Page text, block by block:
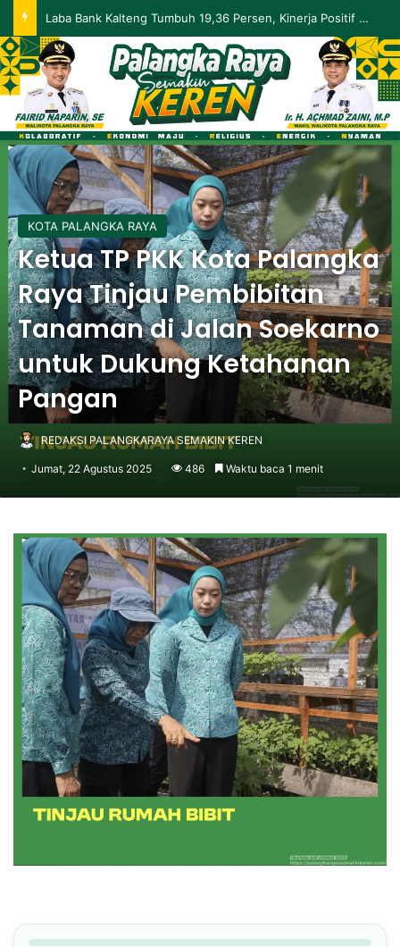
Palangka Raya Perluas Digitalisasi Perlindungan Sosial, Perkuat Akurasi Data dan Penyaluran Bansos
KOTA PALANGKA RAYA
Ketua TP PKK Kota Palangka
Raya Tinjau Pembibitan
Tanaman di Jalan Soekarno
untuk Dukung Ketahanan
Pangan
REDAKSI PALANGKARAYA SEMAKIN KEREN
Jumat, 22 Agustus 2025 486 Waktu baca 1 menit